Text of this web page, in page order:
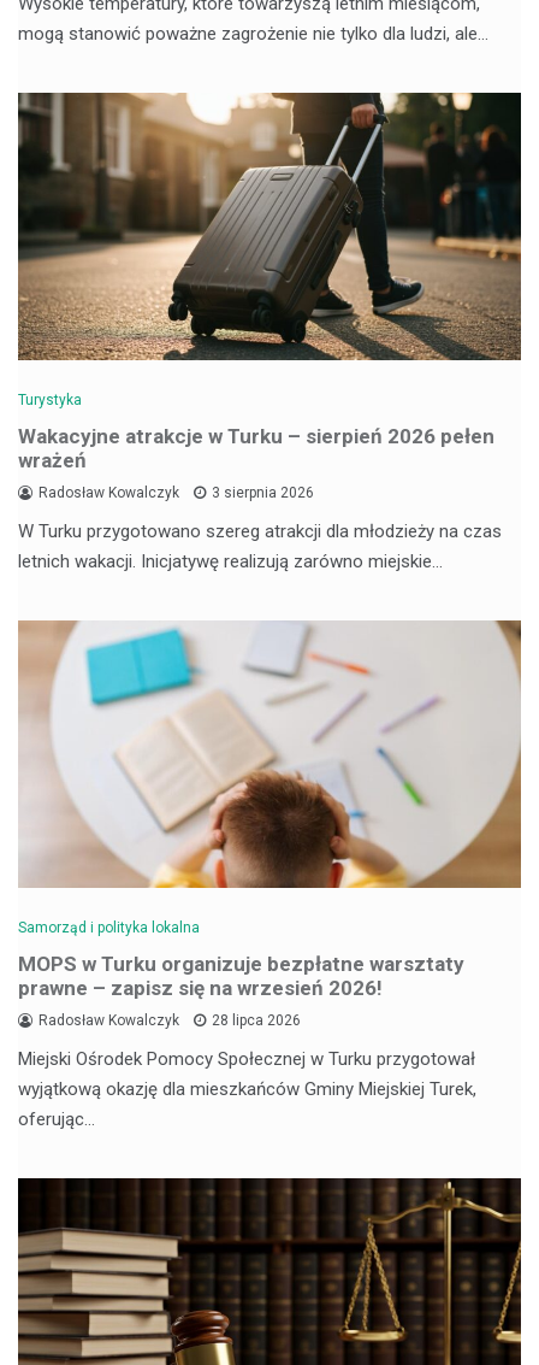
mogą stanowić poważne zagrożenie nie tylko dla ludzi, ale…
Turystyka
Wakacyjne atrakcje w Turku – sierpień 2026 pełen
wrażeń
Radosław Kowalczyk 3 sierpnia 2026
W Turku przygotowano szereg atrakcji dla młodzieży na czas
letnich wakacji. Inicjatywę realizują zarówno miejskie…
Samorząd i polityka lokalna
MOPS w Turku organizuje bezpłatne warsztaty
prawne – zapisz się na wrzesień 2026!
Radosław Kowalczyk 28 lipca 2026
Miejski Ośrodek Pomocy Społecznej w Turku przygotował
wyjątkową okazję dla mieszkańców Gminy Miejskiej Turek,
oferując…